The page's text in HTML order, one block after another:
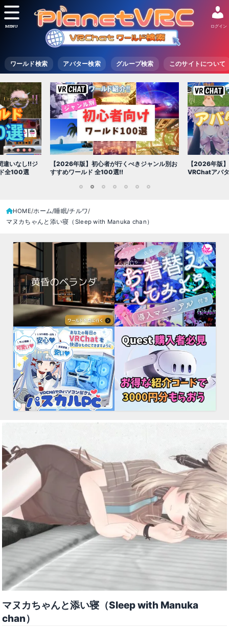
ワールド検索 アバター検索 グループ検索 このサイトについて
ログイン
MENU
ャンル別お
【2026年版】初心者必見!!無料で使える
VRChatアバター（アバターワールド紹介）
【2026年版
世界を味わえ
HOME ホーム/睡眠/チルワ
マヌカちゃんと添い寝（Sleep with Manuka chan）
マヌカちゃんと添い寝（Sleep with Manuka
chan）